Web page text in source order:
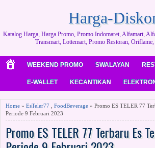
Harga-
Katalog Harga, Harga Promo, Promo Indomaret, Alfamart,
Transmart, Lottemart, Promo Restoran,
WEEKEND PROMO SWALAYAN
E-WALLET KECANTIKAN
Home » EsTeler77 FoodBeverage » Promo ES TELER 77
Periode 9 Februari 2023
Promo ES TELER 77 Terbaru Es